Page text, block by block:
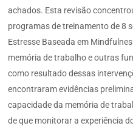
achados. Esta revisão
programas de treinamento de 8
Estresse Baseada em
memória de trabalho e outras
como resultado dessas
encontraram evidências
capacidade da memória de
de que monitorar a experiência